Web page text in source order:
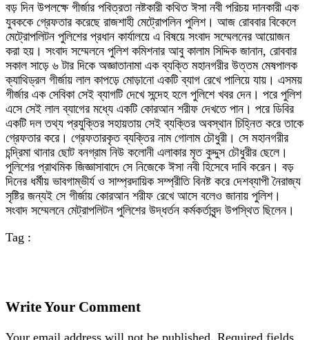
বড় দিন উপলক্ষে গীর্জার পবিত্রতা নষ্টকারী কথিত ঈসা নবী পরিচয় দানকারী এক
যুবককে গ্রেফতার করেছে রাজশাহী মেট্রোপলিন পুলিশ। আজ রোববার বিকেলে
মেট্রোপলিটন পুলিশের প্রধান কার্যালয়ে এ বিষয়ে সংবাদ সম্মেলনের আয়োজন
করা হয়। সংবাদ সম্মেলনে পুলিশ কমিশনার আবু কালাম সিদ্দিক জানান, রোববার
সকাল সাড়ে ৬ টার দিকে অজ্ঞাতানামা এক ব্যক্তি মহানগরীর উত্তম মেষপালক
ক্যাথিড্রল গীর্জায় লাল কাপড়ে মোড়ানো একটি ব্যাগ রেখে পালিয়ে যায়। এসময়
গীর্জার এক সেবিকা সেই ব্যাগটি দেখে সন্দেহ হলে পুলিশে খবর দেন। পরে পুলিশ
এসে সেই লাল ব্যাগের মধ্যে একটি কোরআন শরীফ দেখতে পান। পরে ডিবির
একটি দল তথ্য প্রযুক্তির সহায়তায় সেই ব্যক্তির অবস্থান চিহ্নিত করে তাকে
গ্রেফতার করে। গ্রেফতারকৃত ব্যক্তির নাম গোলাম চৌধুরী। সে মহানগরীর
চন্দ্রিমা থানার ছোট বনগ্রাম নিউ কলোনী এলাকার মৃত কুদ্দুস চৌধুরীর ছেলে।
পুলিশের প্রাথমিক জিজ্ঞাসাবাদে সে নিজেকে ঈসা নবী হিসেবে দাবি করেন। বড়
দিনের ধর্মীয় ভাবগাম্ভীর্য ও সাম্প্রদায়িক সম্প্রীতি বিনষ্ট করে দেশব্যাপী নৈরাজ্য
সৃষ্টির জন্যই সে গীর্জায় কোরআন শরীফ রেখে আসে বলেও জানায় পুলিশ।
সংবাদ সম্মেলনে মেট্রাপলিটন পুলিশের উদ্ধর্তন কর্মকর্তাবৃন্দ উপস্থিত ছিলেন।
Tag :
Write Your Comment